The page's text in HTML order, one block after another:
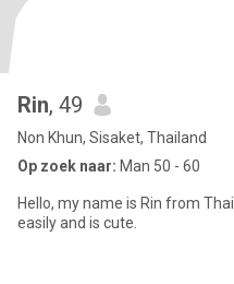
Rin, 49
Non Khun, Sisaket, Thailand
Op zoek naar: Man 50 - 60
Hello, my name is Rin from
easily and is cute.